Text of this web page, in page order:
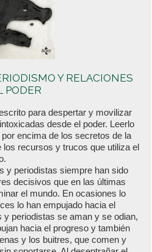
Y RELACIONES
PODER
para despertar y movilizar
desde el poder. Leerlo
encima de los secretos de la
recursos y trucos que utiliza el
y periodistas siempre han sido
decisivos que en las últimas
el mundo. En ocasiones lo
lo han empujado hacia el
periodistas se aman y se odian,
hacia el progreso y también
y los buitres, que comen y